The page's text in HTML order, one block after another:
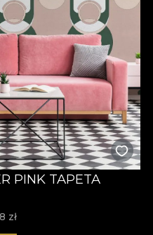
PINK TAPETA
zł